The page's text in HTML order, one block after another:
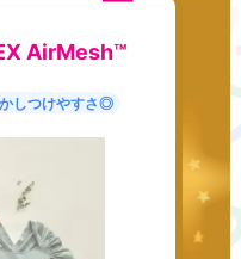
AirMesh™
しつけやすさ◎